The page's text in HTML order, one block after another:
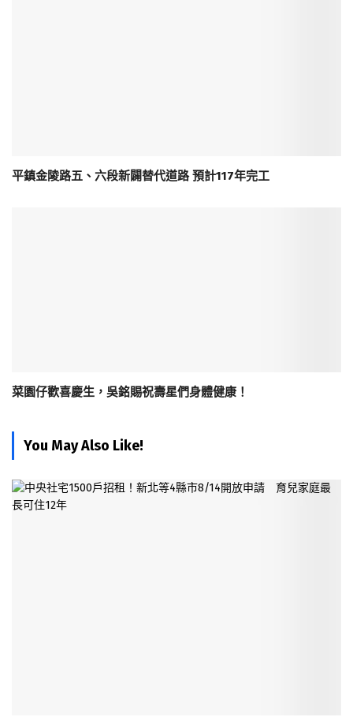
平鎮金陵路五、六段新闢替代道路 預計117年完工
菜園仔歡喜慶生，吳銘賜祝壽星們身體健康！
You May Also Like!